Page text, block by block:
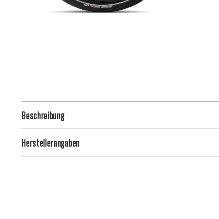
Beschreibung
Herstellerangaben